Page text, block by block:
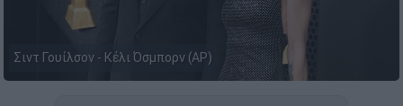
Σιντ Γουίλσον - Κέλι Όσμπορν (AP)